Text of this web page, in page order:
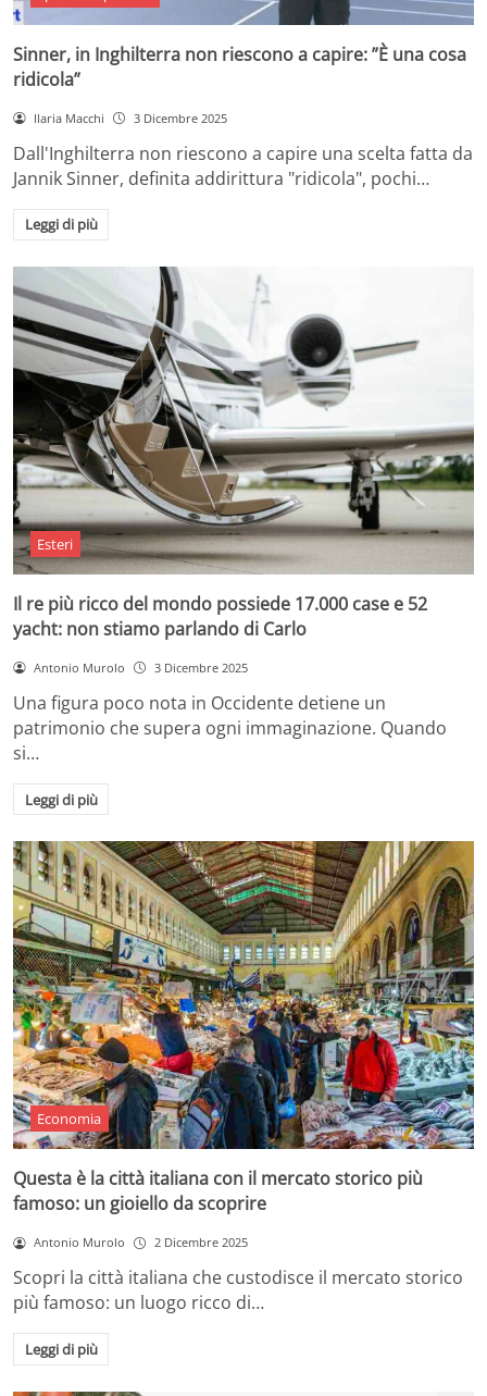
Sinner, in Inghilterra non riescono a capire: ”È una cosa
ridicola”
Ilaria Macchi 3 Dicembre 2025
Dall'Inghilterra non riescono a capire una scelta fatta da
Jannik Sinner, definita addirittura "ridicola", pochi…
Leggi di più
Esteri
Il re più ricco del mondo possiede 17.000 case e 52
yacht: non stiamo parlando di Carlo
Antonio Murolo 3 Dicembre 2025
Una figura poco nota in Occidente detiene un
patrimonio che supera ogni immaginazione. Quando
si…
Leggi di più
Economia
Questa è la città italiana con il mercato storico più
famoso: un gioiello da scoprire
Antonio Murolo 2 Dicembre 2025
Scopri la città italiana che custodisce il mercato storico
più famoso: un luogo ricco di…
Leggi di più